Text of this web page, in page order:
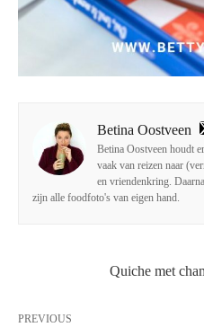
Betina Oostveen
Betina Oostveen houdt
vaak van reizen naar
en vriendenkring.
zijn alle foodfoto's van eigen hand.
Quiche met
PREVIOUS